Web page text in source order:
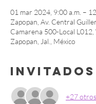
01 mar 2024, 9:00 a.m. –
Zapopan, Av. Central
Camarena 500-Local L012,
Zapopan, Jal., México
Invitados
+27